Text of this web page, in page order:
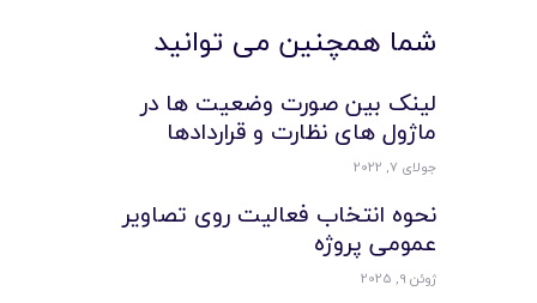
شما همچنین می توانید
لینک بین صورت وضعیت ها در
ماژول های نظارت و قراردادها
جولای 7, 2022
نحوه انتخاب فعالیت روی تصاویر
عمومی پروژه
ژوئن 9, 2025